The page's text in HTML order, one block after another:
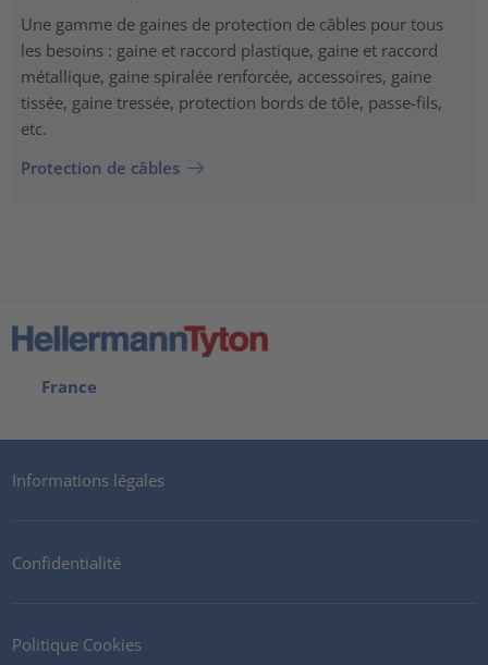
Une gamme de gaines de protection de câbles pour tous
les besoins : gaine et raccord plastique, gaine et raccord
métallique, gaine spiralée renforcée, accessoires, gaine
tissée, gaine tressée, protection bords de tôle, passe-fils,
etc.
Protection de câbles
France
Informations légales
Confidentialité
Politique Cookies